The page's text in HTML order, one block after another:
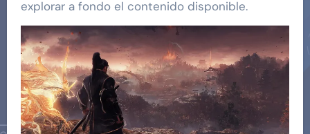
explorar a fondo el contenido disponible.